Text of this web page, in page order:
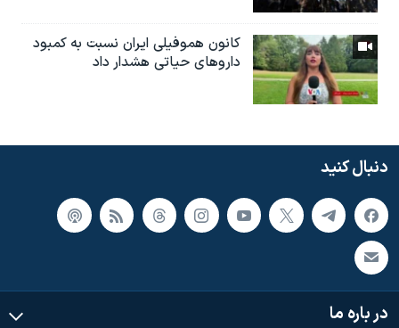
کانون هموفیلی ایران نسبت به کمبود
داروهای حیاتی هشدار داد
دنبال کنید
در باره ما